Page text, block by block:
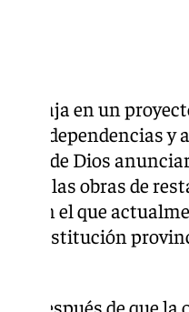
trabaja en un
y
Juan de Dios
con las obras de
y en el que
la institución